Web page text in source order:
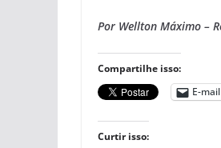
Por Wellton Máximo –
Compartilhe isso:
E-mail
Curtir isso: